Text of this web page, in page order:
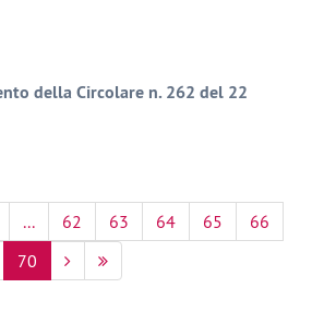
della Circolare n. 262 del 22
... 62 63 64 65
66
70